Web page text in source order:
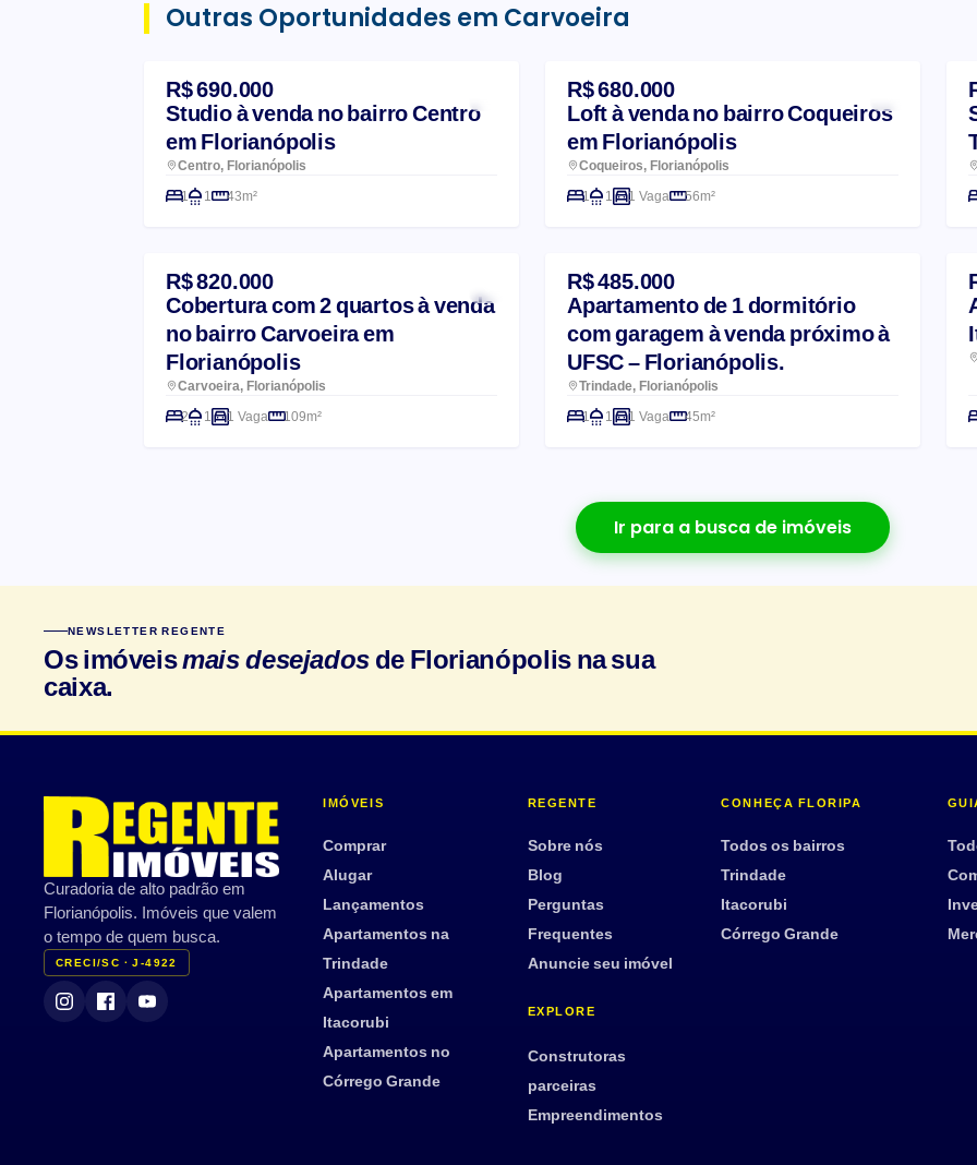
Outras Oportunidades em Carvoeira
R$ 690.000
Studio à venda no bairro Centro
em Florianópolis
Centro, Florianópolis
1
1 43m²
R$ 680.000
Loft à venda no bairro Coqueiros
em Florianópolis
Coqueiros, Florianópolis
1
1 1 Vaga 56m²
R$ 820.000
Cobertura com 2 quartos à venda
no bairro Carvoeira em
Florianópolis
Carvoeira, Florianópolis
2
1 1 Vaga 109m²
R$ 485.000
Apartamento de 1 dormitório
com garagem à venda próximo à
UFSC – Florianópolis.
Trindade, Florianópolis
1
1 1 Vaga 45m²
Ir para a busca de imóveis
NEWSLETTER REGENTE
Os imóveismais desejadosde Florianópolis na sua
caixa.
Curadoria de alto padrão em
Florianópolis. Imóveis que valem
o tempo de quem busca.
CRECI/SC · J-4922
IMÓVEIS
Comprar
Alugar
Lançamentos
Apartamentos na
Trindade
Apartamentos em
Itacorubi
Apartamentos no
Córrego Grande
REGENTE
Sobre nós
Blog
Perguntas
Frequentes
Anuncie seu imóvel
EXPLORE
Construtoras
parceiras
Empreendimentos
CONHEÇA FLORIPA
Todos os bairros
Trindade
Itacorubi
Córrego Grande